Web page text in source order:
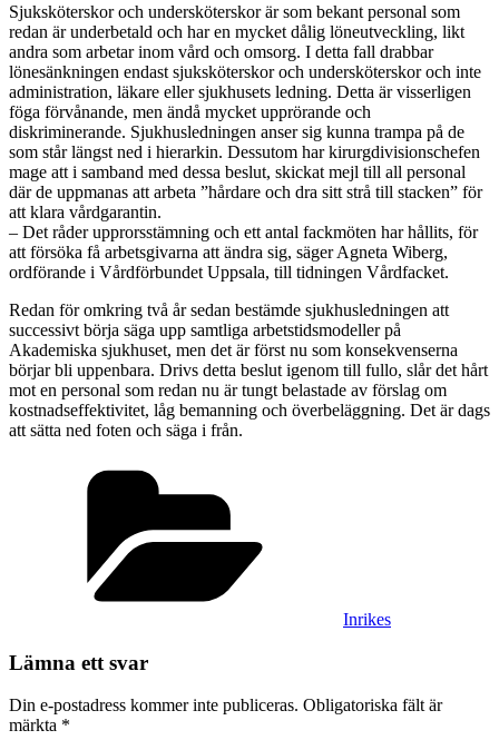
Sjuksköterskor och undersköterskor är som bekant personal som
redan är underbetald och har en mycket dålig löneutveckling, likt
andra som arbetar inom vård och omsorg. I detta fall drabbar
lönesänkningen endast sjuksköterskor och undersköterskor och inte
administration, läkare eller sjukhusets ledning. Detta är visserligen
föga förvånande, men ändå mycket upprörande och
diskriminerande. Sjukhusledningen anser sig kunna trampa på de
som står längst ned i hierarkin. Dessutom har kirurgdivisionschefen
mage att i samband med dessa beslut, skickat mejl till all personal
där de uppmanas att arbeta ”hårdare och dra sitt strå till stacken” för
att klara vårdgarantin.
– Det råder upprorsstämning och ett antal fackmöten har hållits, för
att försöka få arbetsgivarna att ändra sig, säger Agneta Wiberg,
ordförande i Vårdförbundet Uppsala, till tidningen Vårdfacket.
Redan för omkring två år sedan bestämde sjukhusledningen att
successivt börja säga upp samtliga arbetstidsmodeller på
Akademiska sjukhuset, men det är först nu som konsekvenserna
börjar bli uppenbara. Drivs detta beslut igenom till fullo, slår det hårt
mot en personal som redan nu är tungt belastade av förslag om
kostnadseffektivitet, låg bemanning och överbeläggning. Det är dags
att sätta ned foten och säga i från.
Inrikes
Lämna ett svar
Din e-postadress kommer inte publiceras. Obligatoriska fält är
märkta *